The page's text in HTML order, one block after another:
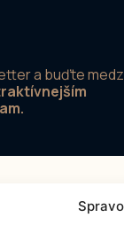
a buďte
a zásadami